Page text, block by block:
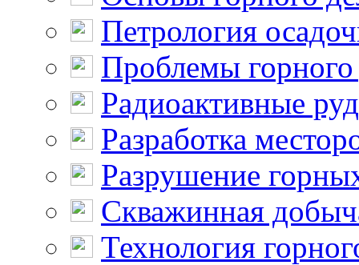
Петрология
Проблемы горного
Радиоактивные
Разработка
Разрушение
Скважинная
Технология